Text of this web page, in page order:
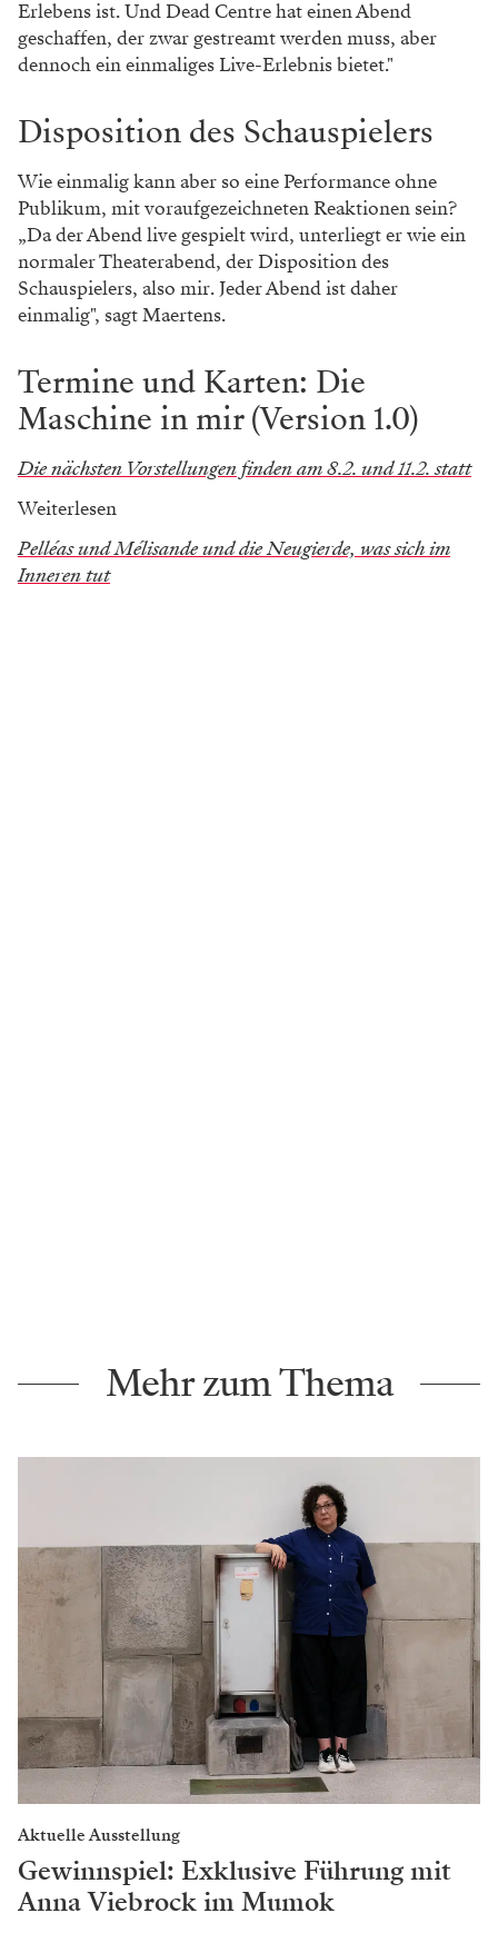
Erlebens ist. Und Dead Centre hat einen Abend
geschaffen, der zwar gestreamt werden muss, aber
dennoch ein einmaliges Live-Erlebnis bietet."
Disposition des Schauspielers
Wie einmalig kann aber so eine Performance ohne
Publikum, mit voraufgezeichneten Reaktionen sein?
„Da der Abend live gespielt wird, unterliegt er wie ein
normaler Theaterabend, der Disposition des
Schauspielers, also mir. Jeder Abend ist daher
einmalig", sagt Maertens.
Termine und Karten: Die
Maschine in mir (Version 1.0)
Die nächsten Vorstellungen finden am 8.2. und 11.2. statt
Weiterlesen
Pelléas und Mélisande und die Neugierde, was sich im
Inneren tut
Mehr zum Thema
Aktuelle Ausstellung
Gewinnspiel: Exklusive Führung mit
Anna Viebrock im Mumok